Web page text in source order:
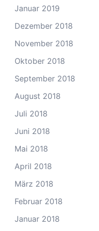
Januar 2019
Dezember 2018
November 2018
Oktober 2018
September 2018
August 2018
Juli 2018
Juni 2018
Mai 2018
April 2018
März 2018
Februar 2018
Januar 2018